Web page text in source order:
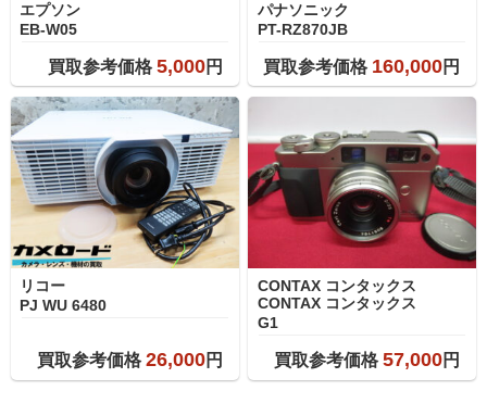
エプソン
EB-W05
買取参考価格 5,000円
パナソニック
PT-RZ870JB
買取参考価格 160,000円
リコー
PJ WU 6480
買取参考価格 26,000円
CONTAX コンタックス
CONTAX コンタックス
G1
買取参考価格 57,000円